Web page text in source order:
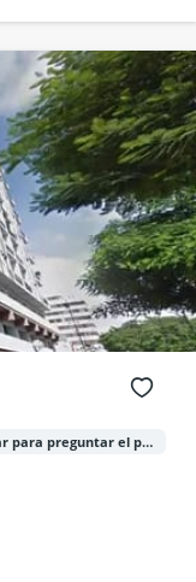
Llamar para preguntar el precio